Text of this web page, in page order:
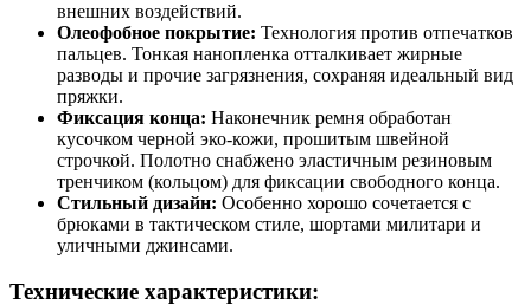
внешних воздействий.
Олеофобное покрытие: Технология против отпечатков
пальцев. Тонкая нанопленка отталкивает жирные
разводы и прочие загрязнения, сохраняя идеальный вид
пряжки.
Фиксация конца: Наконечник ремня обработан
кусочком черной эко-кожи, прошитым швейной
строчкой. Полотно снабжено эластичным резиновым
тренчиком (кольцом) для фиксации свободного конца.
Стильный дизайн: Особенно хорошо сочетается с
брюками в тактическом стиле, шортами милитари и
уличными джинсами.
Технические характеристики: